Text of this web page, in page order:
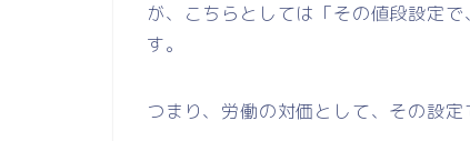
が、こちらとしては「その値段設定
す。
つまり、労働の対価として、その設